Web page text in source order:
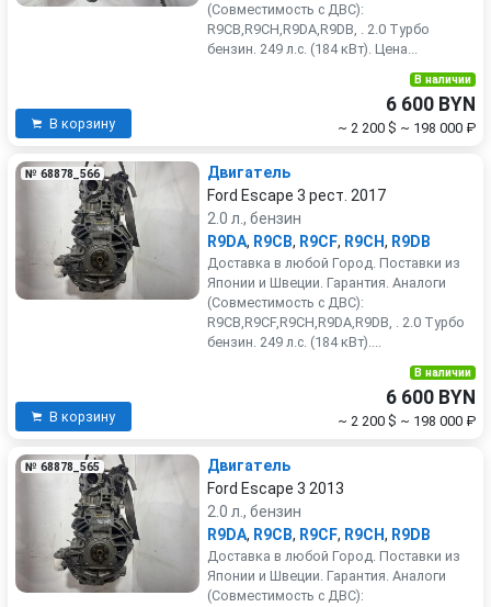
(Совместимость с ДВС):
R9CB,R9CH,R9DA,R9DB, . 2.0 Турбо
бензин. 249 л.с. (184 кВт). Цена...
В корзину
В наличии
6 600 BYN
~ 2 200 $ ~ 198 000 ₽
№ 68878_566
Двигатель
Ford Escape 3 рест. 2017
2.0 л., бензин
R9DA, R9CB, R9CF, R9CH, R9DB
Доставка в любой Город. Поставки из
Японии и Швеции. Гарантия. Аналоги
(Совместимость с ДВС):
R9CB,R9CF,R9CH,R9DA,R9DB, . 2.0 Турбо
бензин. 249 л.с. (184 кВт)....
В корзину
В наличии
6 600 BYN
~ 2 200 $ ~ 198 000 ₽
№ 68878_565
Двигатель
Ford Escape 3 2013
2.0 л., бензин
R9DA, R9CB, R9CF, R9CH, R9DB
Доставка в любой Город. Поставки из
Японии и Швеции. Гарантия. Аналоги
(Совместимость с ДВС):